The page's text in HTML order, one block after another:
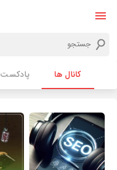
کانال ها پادکست